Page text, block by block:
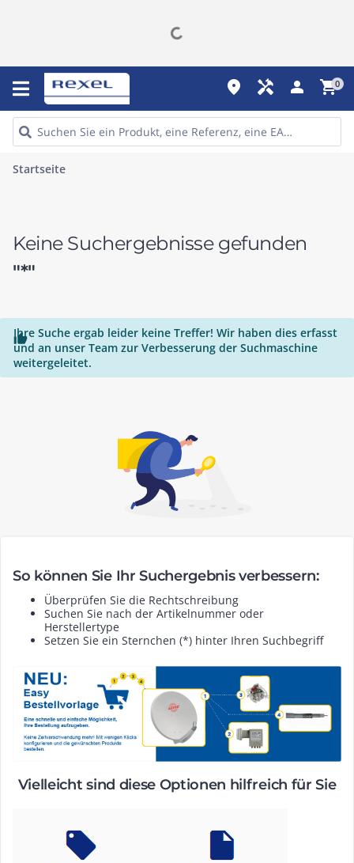
place handyman person shopping_cart0
Startseite
Keine Suchergebnisse gefunden
"*"

Ihre Suche ergab leider keine Treffer! Wir haben dies erfasst
und an unser Team zur Verbesserung der Suchmaschine
weitergeleitet.
So können Sie Ihr Suchergebnis verbessern:
Überprüfen Sie die Rechtschreibung
Suchen Sie nach der Artikelnummer oder
Herstellertype
Setzen Sie ein Sternchen (*) hinter Ihren Suchbegriff
Vielleicht sind diese Optionen hilfreich für Sie